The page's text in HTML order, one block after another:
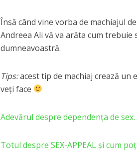
Însă când vine vorba de machiajul
Andreea Ali vă va arăta cum
dumneavoastră.
Tips:acest tip de machiaj crează un
veți face
Adevărul despre dependența de
Totul despre SEX-APPEAL și cum